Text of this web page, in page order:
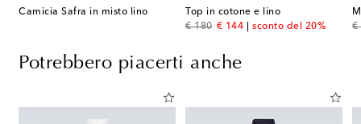
Camicia Safra in misto lino
Top in cotone e lino
€ 180
original price
€ 144
discount pricesconto del 20%
€
Potrebbero piacerti anche